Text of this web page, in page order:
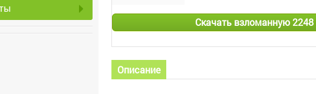
Скачать взломанную
Описание